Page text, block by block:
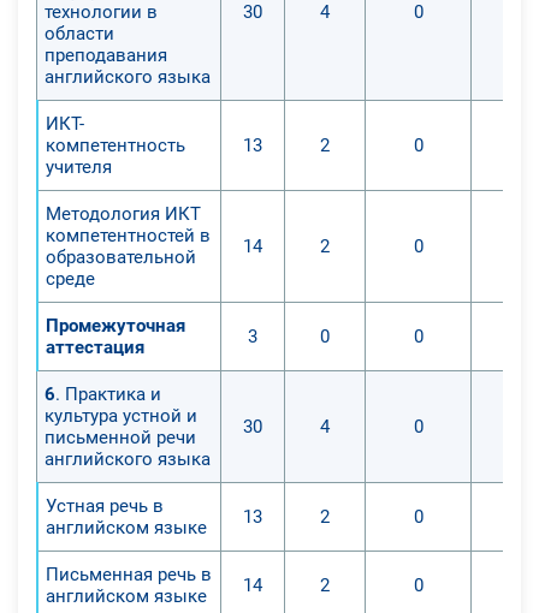
работы для преподавания
технологии в
области
преподавания
английского языка
30 4 0
ИКТ-
компетентность
учителя
13 2 0
Методология ИКТ
компетентностей в
образовательной
среде
14 2 0
Промежуточная
аттестация
3 0 0
6. Практика и
культура устной и
письменной речи
английского языка
30 4 0
Устная речь в
английском языке
13 2 0
Письменная речь в
английском языке
14 2 0